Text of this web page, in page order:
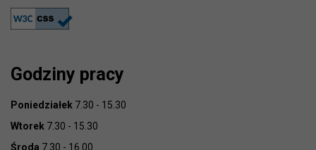
Godziny pracy
Poniedziałek 7.30 - 15.30
Wtorek 7.30 - 15.30
Środa 7.30 - 16.00